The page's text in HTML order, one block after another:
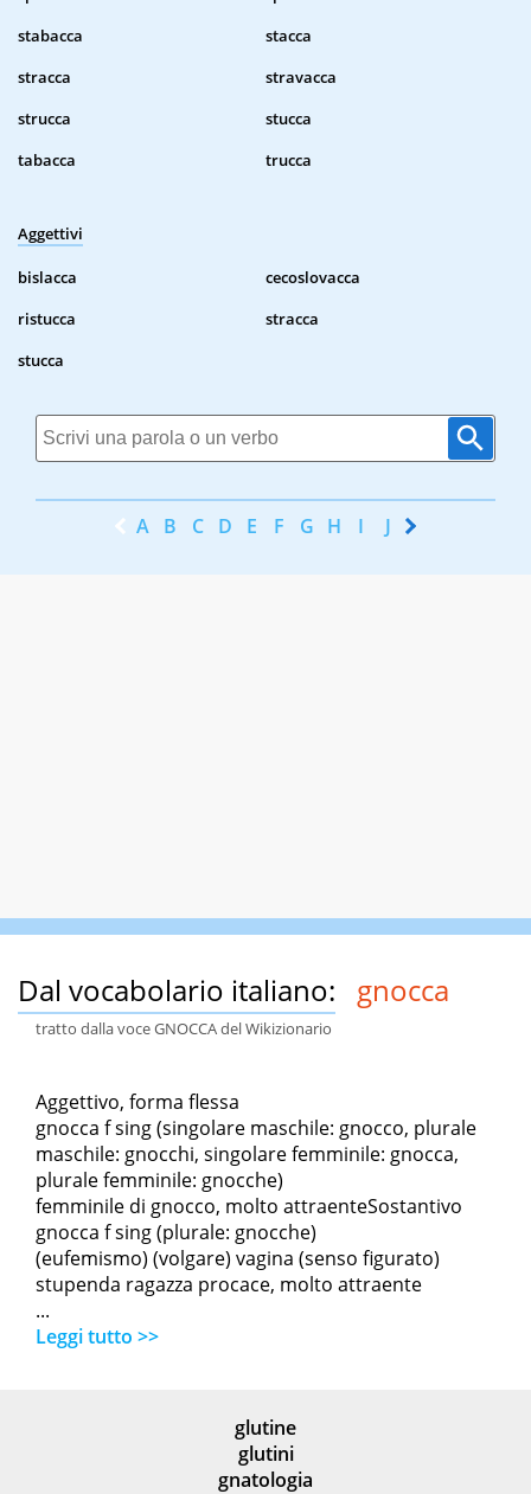
stabacca
stacca
stracca
stravacca
strucca
stucca
tabacca
trucca
Aggettivi
bislacca
cecoslovacca
ristucca
stracca
stucca
A B C D E F G H I J K
Dal vocabolario italiano: gnocca
tratto dalla voce GNOCCA del Wikizionario
Aggettivo, forma flessa
gnocca f sing (singolare maschile: gnocco, plurale
maschile: gnocchi, singolare femminile: gnocca,
plurale femminile: gnocche)
femminile di gnocco, molto attraenteSostantivo
gnocca f sing (plurale: gnocche)
(eufemismo) (volgare) vagina (senso figurato)
stupenda ragazza procace, molto attraente
...
Leggi tutto >>
glutine
glutini
gnatologia